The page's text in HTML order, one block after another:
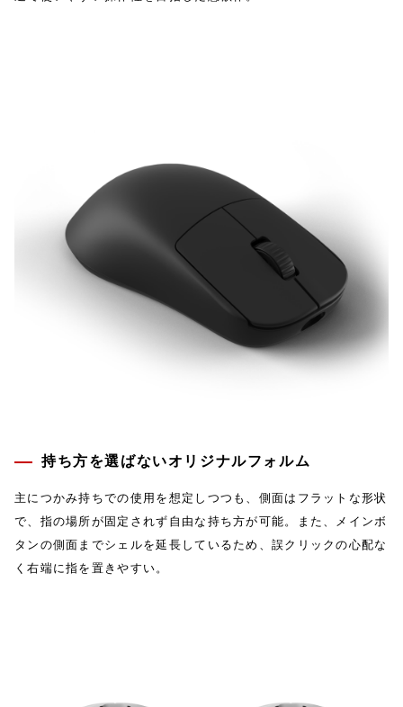
持ち方を選ばないオリジナルフォルム
主につかみ持ちでの使用を想定しつつも、側面はフラットな形状
で、指の場所が固定されず自由な持ち方が可能。また、メインボ
タンの側面までシェルを延長しているため、誤クリックの心配な
く右端に指を置きやすい。